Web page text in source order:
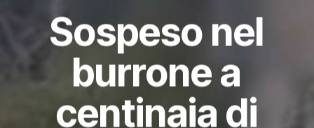
Sospeso nel
burrone a
centinaia di